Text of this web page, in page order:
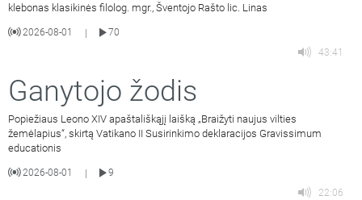
klebonas klasikinės filolog. mgr., Šventojo Rašto lic. Linas
2026-08-01 |
70
43:41
Ganytojo žodis
Popiežiaus Leono XIV apaštališkąjį laišką „Braižyti naujus vilties
žemėlapius“, skirtą Vatikano II Susirinkimo deklaracijos Gravissimum
educationis
2026-08-01 |
9
22:06